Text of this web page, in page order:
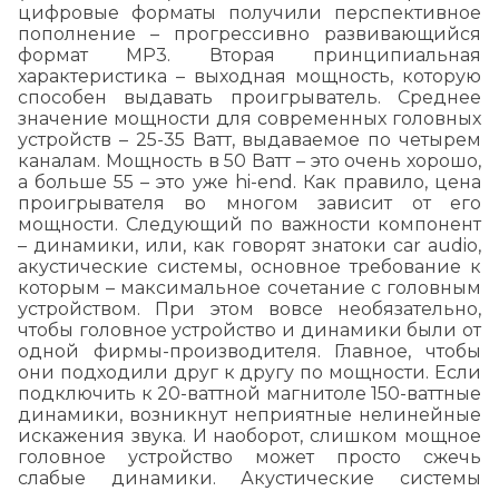
цифровые форматы получили перспективное
пополнение – прогрессивно развивающийся
формат МP3. Вторая принципиальная
характеристика – выходная мощность, которую
способен выдавать проигрыватель. Среднее
значение мощности для современных головных
устройств – 25-35 Ватт, выдаваемое по четырем
каналам. Мощность в 50 Ватт – это очень хорошо,
а больше 55 – это уже hi-end. Как правило, цена
проигрывателя во многом зависит от его
мощности. Следующий по важности компонент
– динамики, или, как говорят знатоки car audio,
акустические системы, основное требование к
которым – максимальное сочетание с головным
устройством. При этом вовсе необязательно,
чтобы головное устройство и динамики были от
одной фирмы-производителя. Главное, чтобы
они подходили друг к другу по мощности. Если
подключить к 20-ваттной магнитоле 150-ваттные
динамики, возникнут неприятные нелинейные
искажения звука. И наоборот, слишком мощное
головное устройство может просто сжечь
слабые динамики. Акустические системы